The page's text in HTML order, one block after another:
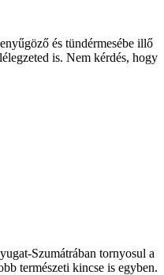
és tündérmesébe illő
is. Nem kérdés, hogy
Szumátrában tornyosul a
természeti kincse is egyben.